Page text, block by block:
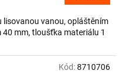
lisovanou vanou, opláštěním
mm, tloušťka materiálu 1
Kód:8710706